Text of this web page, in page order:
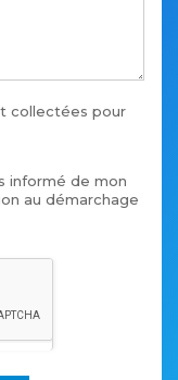
collectées pour
informé de mon
au démarchage